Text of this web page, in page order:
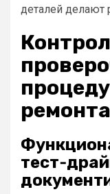
деталей делают
ремонта